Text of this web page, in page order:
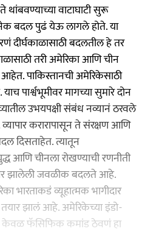
वाटाघाटी सुरू
बदल पुढं येऊ लागले होते. या
दीर्घकाळासाठी बदलतील हे तर
तरी अमेरिका आणि चीन
पाकिस्तानची अमेरिकेसाठी
पार्श्वभूमीवर मागच्या सुमारे दोन
उभयपक्षी संबंध नव्यानं ठरवले
व्यापार करारापासून ते संरक्षण आणि
दिसताहेत. त्यातून
आणि चीनला रोखण्याची रणनीती
झालेली जवळीक बदलते आहे.
भारताकडं व्यूहात्मक भागीदार
तयार झालं आहे. अमेरिकेच्या इंडो-
फॅसिफिक कमांड ठेवणं हा